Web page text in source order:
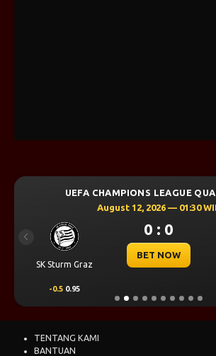
UEFA CHAMPIONS LEAGUE
August 12, 2026 — 01:30
SK Sturm Graz
0 : 0
BET NOW
-0.5 0.95
Previous
TENTANG KAMI
BANTUAN